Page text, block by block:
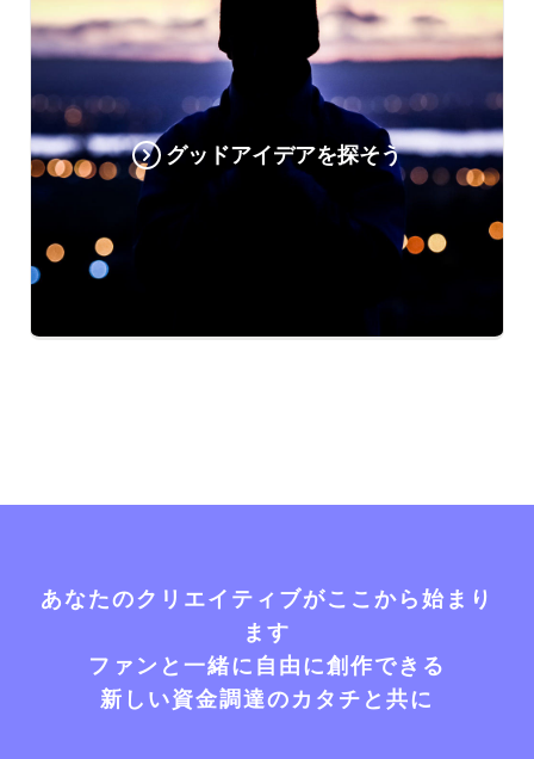
グッドアイデアを探そう
あなたのクリエイティブがここから始まり
ます
ファンと一緒に自由に創作できる
新しい資金調達のカタチと共に